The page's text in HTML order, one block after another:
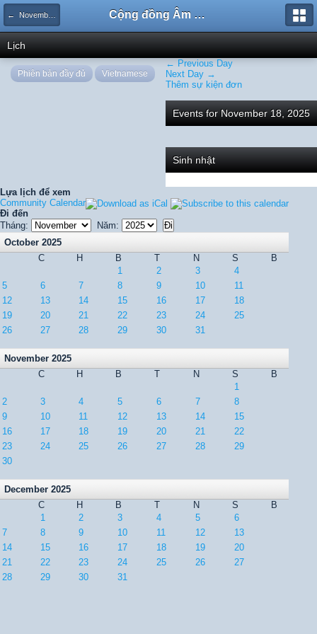
← November 2025 Cộng đồng Âm nhạc Sound Says
Lịch
← Previous Day
Next Day →
Thêm sự kiện đơn
Events for November 18, 2025
Sinh nhật
Lựa lịch để xem
Community Calendar
Đi đến
Tháng:
Năm:
October 2025
C
H B T N S
B
1
2 3
4
5
6 7 8 9 10
11
12
13 14 15 16 17
18
19
20 21 22 23 24
25
26
27 28 29 30 31
November 2025
C
H B T N S
B
1
2
3 4 5 6 7
8
9
10 11 12 13 14
15
16
17 18 19 20 21
22
23
24 25 26 27 28
29
30
December 2025
C
H B T N S
B
1
2 3 4 5
6
7
8 9 10 11 12
13
14
15 16 17 18 19
20
21
22 23 24 25 26
27
28
29 30 31
Phiên bản đầy đủ Vietnamese